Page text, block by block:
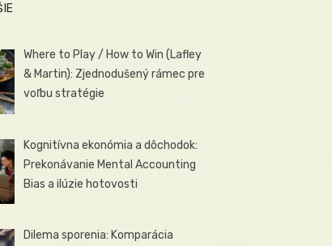
Where to Play / How to Win (Lafley
& Martin): Zjednodušený rámec pre
voľbu stratégie
Kognitívna ekonómia a dôchodok:
Prekonávanie Mental Accounting
Bias a ilúzie hotovosti
Dilema sporenia: Komparácia